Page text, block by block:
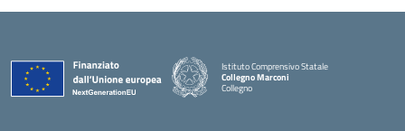
Istituto Comprensivo Statale
Collegno Marconi
Collegno